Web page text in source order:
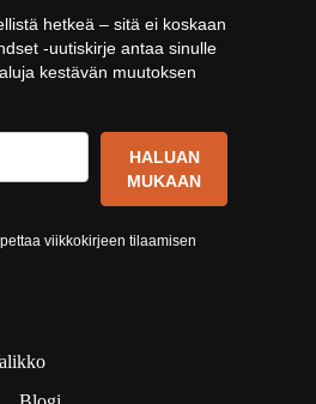
hetkeä – sitä ei koskaan
-uutiskirje antaa sinulle
kestävän muutoksen
HALUAN
MUKAAN
viikkokirjeen tilaamisen